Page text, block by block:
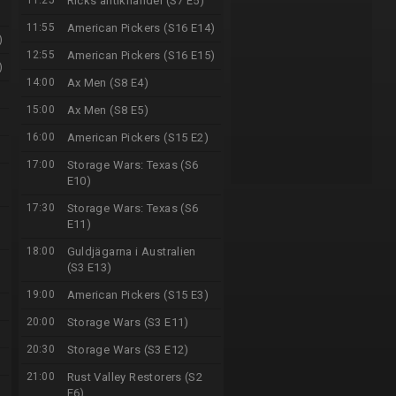
11:55 American Pickers (S16 E14)
12:55 American Pickers (S16 E15)
14:00 Ax Men (S8 E4)
15:00 Ax Men (S8 E5)
16:00 American Pickers (S15 E2)
17:00
Storage Wars: Texas (S6
E10)
17:30
Storage Wars: Texas (S6
E11)
18:00
Guldjägarna i Australien
(S3 E13)
19:00 American Pickers (S15 E3)
20:00 Storage Wars (S3 E11)
20:30 Storage Wars (S3 E12)
21:00
Rust Valley Restorers (S2
E6)